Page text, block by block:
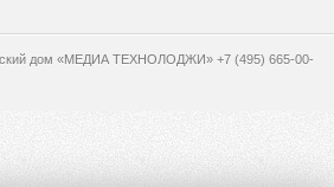
дом «МЕДИА ТЕХНОЛОДЖИ» +7 (495) 665-00-